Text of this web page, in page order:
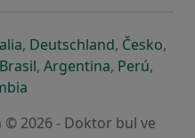
açılır
bir sekmede açılır
yeni bir sekmede açılır
, Deutschlandyeni bir
, Českoyeni
,
açılır açılır
bir sekmede açılır
Brasilyeni bir sekmede açılır
, Argentinayeni bir
, Perúyeni
,
2026 - Doktor bul ve